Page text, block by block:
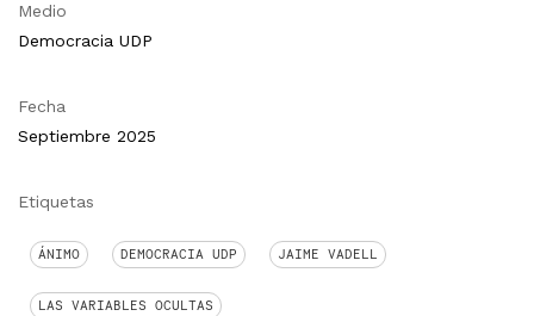
Medio
Democracia UDP
Fecha
Septiembre 2025
Etiquetas
ÁNIMO DEMOCRACIA UDP JAIME VADELL
LAS VARIABLES OCULTAS